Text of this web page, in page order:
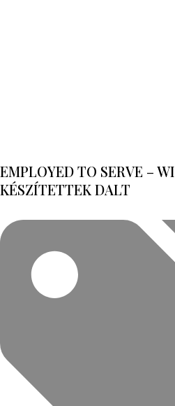
EMPLOYED TO SERVE –
KÉSZÍTETTEK DALT